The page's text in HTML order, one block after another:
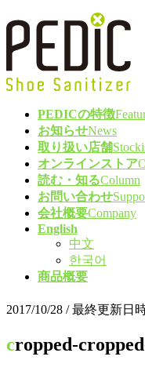
コ
テ
ン
ツ
ナ
ゲ
ー
シ
PEDICの特徴
お知らせNews
取り扱い店舗
オンラインストア
読む・知るColumn
お問い合わせ
会社概要Company
English
中文
한국어
商品概要
2017/10/28 / 最終更新日
cropped-